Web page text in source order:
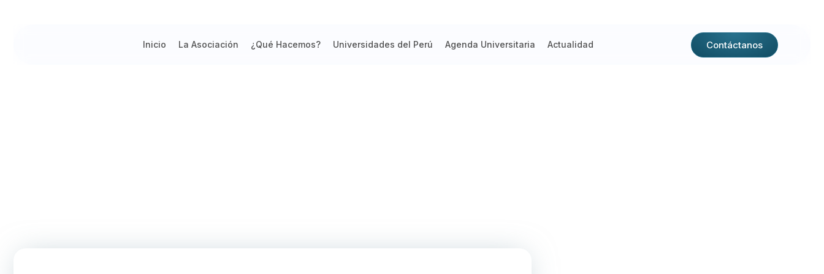
Inicio La Asociación ¿Qué Hacemos? Universidades del Perú Agenda Universitaria Actualidad Contáctanos